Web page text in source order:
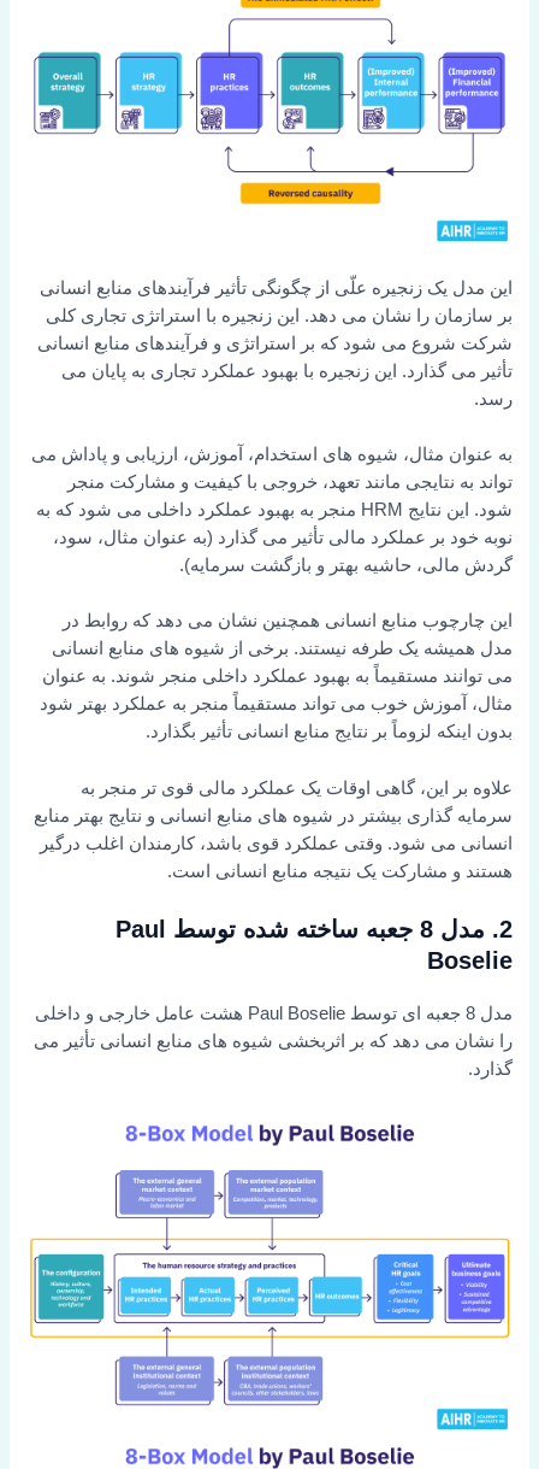
این مدل یک زنجیره علّی از چگونگی تأثیر فرآیندهای منابع انسانی
بر سازمان را نشان می دهد. این زنجیره با استراتژی تجاری کلی
شرکت شروع می شود که بر استراتژی و فرآیندهای منابع انسانی
تأثیر می گذارد. این زنجیره با بهبود عملکرد تجاری به پایان می
رسد.
به عنوان مثال، شیوه های استخدام، آموزش، ارزیابی و پاداش می
تواند به نتایجی مانند تعهد، خروجی با کیفیت و مشارکت منجر
شود. این نتایج HRM منجر به بهبود عملکرد داخلی می شود که به
نوبه خود بر عملکرد مالی تأثیر می گذارد (به عنوان مثال، سود،
گردش مالی، حاشیه بهتر و بازگشت سرمایه).
این چارچوب منابع انسانی همچنین نشان می دهد که روابط در
مدل همیشه یک طرفه نیستند. برخی از شیوه های منابع انسانی
می توانند مستقیماً به بهبود عملکرد داخلی منجر شوند. به عنوان
مثال، آموزش خوب می تواند مستقیماً منجر به عملکرد بهتر شود
بدون اینکه لزوماً بر نتایج منابع انسانی تأثیر بگذارد.
علاوه بر این، گاهی اوقات یک عملکرد مالی قوی تر منجر به
سرمایه گذاری بیشتر در شیوه های منابع انسانی و نتایج بهتر منابع
انسانی می شود. وقتی عملکرد قوی باشد، کارمندان اغلب درگیر
هستند و مشارکت یک نتیجه منابع انسانی است.
2. مدل 8 جعبه ساخته شده توسط Paul
Boselie
مدل 8 جعبه ای توسط Paul Boselie هشت عامل خارجی و داخلی
را نشان می دهد که بر اثربخشی شیوه های منابع انسانی تأثیر می
گذارد.